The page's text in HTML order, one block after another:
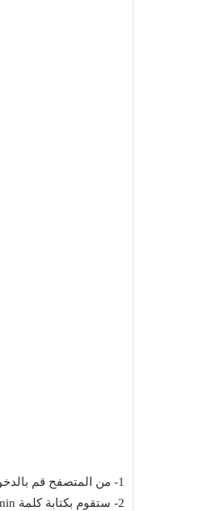
1- من المتصفح قم بالدخول إلى هذا العنوان 192.168.1.1
2- ستقوم بكتابة كلمة admin في خانة الباسورد واسم المستخدم. إذا قمت بعمل